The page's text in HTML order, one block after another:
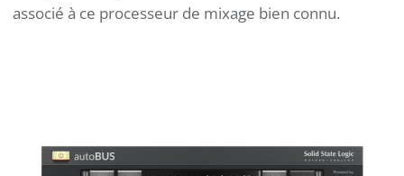
associé à ce processeur de mixage bien connu.